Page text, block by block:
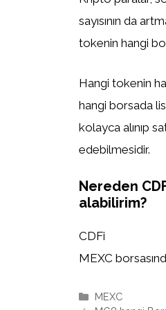
sayısının da
tokenin hangi
Hangi tokenin
hangi borsada
kolayca alınıp
edebilmesidir.
Nereden
alabilirim?
CDFi
MEXC
Kategoriler
MEXC